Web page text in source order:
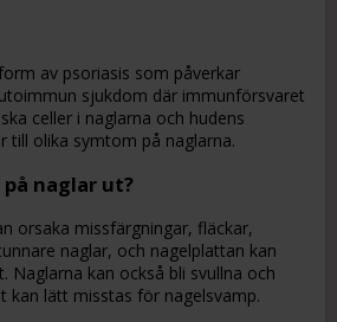
av psoriasis som påverkar
sjukdom där immunförsvaret
celler i naglarna och hudens
till olika symtom på naglarna.
naglar ut?
orsaka missfärgningar, fläckar,
naglar, och nagelplattan kan
Naglarna kan också bli svullna och
kan lätt misstas för nagelsvamp.